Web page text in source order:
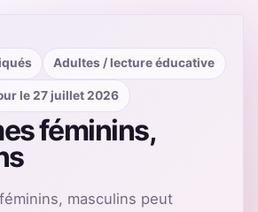
Adultes / lecture éducative
le 27 juillet 2026
féminins,
masculins peut